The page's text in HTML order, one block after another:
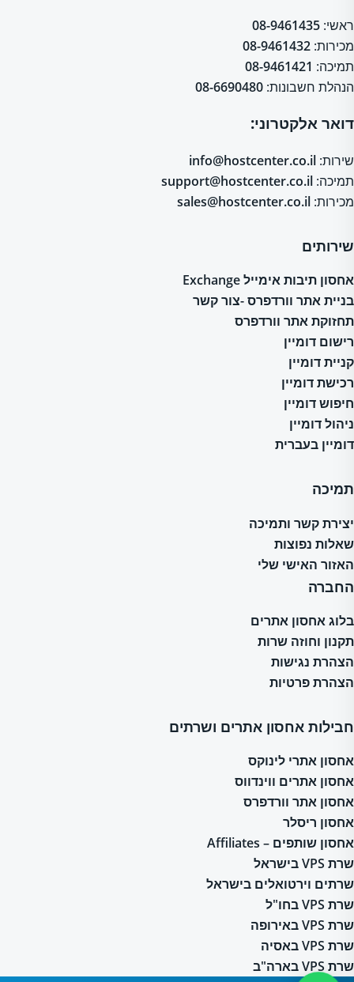
ראשי: 08-9461435
מכירות: 08-9461432
תמיכה: 08-9461421
הנהלת חשבונות: 08-6690480
דואר אלקטרוני:
שירות: info@hostcenter.co.il
תמיכה: support@hostcenter.co.il
מכירות: sales@hostcenter.co.il
שירותים
אחסון תיבות אימייל Exchange
בניית אתר וורדפרס -צור קשר
תחזוקת אתר וורדפרס
רישום דומיין
קניית דומיין
רכישת דומיין
חיפוש דומיין
ניהול דומיין
דומיין בעברית
תמיכה
יצירת קשר ותמיכה
שאלות נפוצות
האזור האישי שלי
החברה
בלוג אחסון אתרים
תקנון וחוזה שרות
הצהרת נגישות
הצהרת פרטיות
חבילות אחסון אתרים ושרתים
אחסון אתרי לינוקס
אחסון אתרים ווינדווס
אחסון אתר וורדפרס
אחסון ריסלר
אחסון שותפים – Affiliates
שרת VPS בישראל
שרתים וירטואלים בישראל
שרת VPS בחו"ל
שרת VPS באירופה
שרת VPS באסיה
שרת VPS בארה"ב